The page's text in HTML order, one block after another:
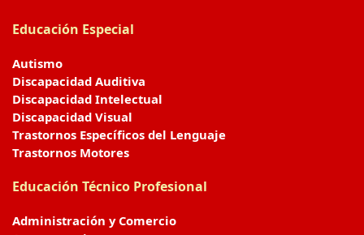
Educación Especial
Autismo
Discapacidad Auditiva
Discapacidad Intelectual
Discapacidad Visual
Trastornos Específicos del Lenguaje
Trastornos Motores
Educación Técnico Profesional
Administración y Comercio